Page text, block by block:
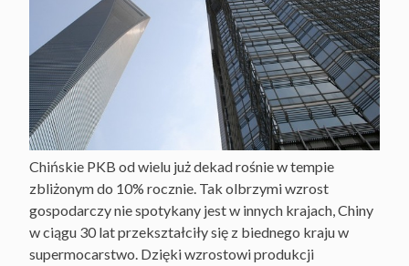
Chińskie PKB od wielu już dekad rośnie w tempie
zbliżonym do 10% rocznie. Tak olbrzymi wzrost
gospodarczy nie spotykany jest w innych krajach, Chiny
w ciągu 30 lat przekształciły się z biednego kraju w
supermocarstwo. Dzięki wzrostowi produkcji